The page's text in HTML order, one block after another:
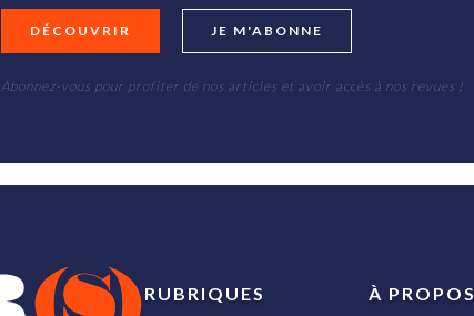
DÉCOUVRIR JE M'ABONNE
Abonnez-vous pour profiter de nos articles et avoir accès à nos revues !
RUBRIQUES À PROPOS